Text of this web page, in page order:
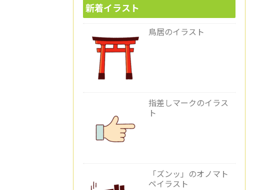
新着イラスト
鳥居のイラスト
指差しマークのイラス
ト
「ズンッ」のオノマト
ペイラスト